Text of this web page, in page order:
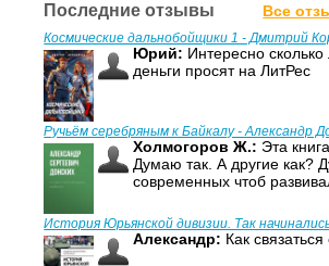
Последние отзывы Все
Космические дальнобойщики 1 - Дмитрий
Юрий: Интересно
деньги просят на ЛитРес
Ручьём серебряным к Байкалу - Александр
Холмогоров Ж.: Эта
Думаю так. А другие как?
современных чтоб
История Юрьянской дивизии. Так
Александр: Как